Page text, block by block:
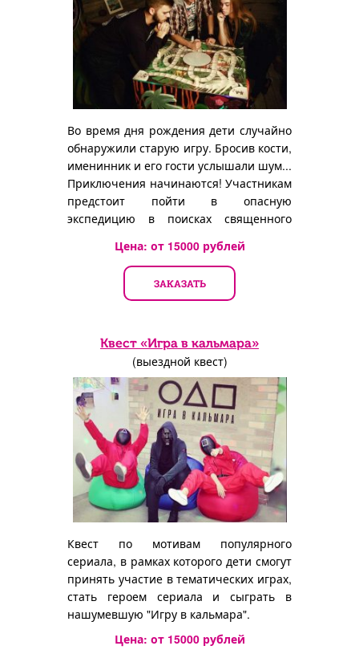
Во время дня рождения дети случайно
обнаружили старую игру. Бросив кости,
именинник и его гости услышали шум...
Приключения начинаются! Участникам
предстоит пойти в опасную
экспедицию в поисках священного
Цена: от 15000рублей
ЗАКАЗАТЬ
Квест «Игра в кальмара»
(выездной квест)
Квест по мотивам популярного
сериала, в рамках которого дети смогут
принять участие в тематических играх,
стать героем сериала и сыграть в
нашумевшую "Игру в кальмара".
Цена: от 15000рублей